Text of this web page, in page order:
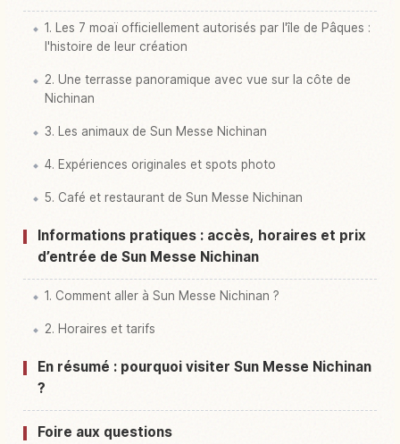
1. Les 7 moaï officiellement autorisés par l'île de Pâques :
l'histoire de leur création
2. Une terrasse panoramique avec vue sur la côte de
Nichinan
3. Les animaux de Sun Messe Nichinan
4. Expériences originales et spots photo
5. Café et restaurant de Sun Messe Nichinan
Informations pratiques : accès, horaires et prix
d’entrée de Sun Messe Nichinan
1. Comment aller à Sun Messe Nichinan ?
2. Horaires et tarifs
En résumé : pourquoi visiter Sun Messe Nichinan
?
Foire aux questions